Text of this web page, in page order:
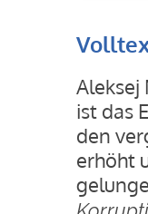
Aleksej
ist das
den
erhöht